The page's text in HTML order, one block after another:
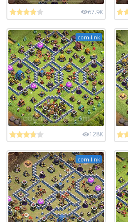
67.9K
com link
128K
com link